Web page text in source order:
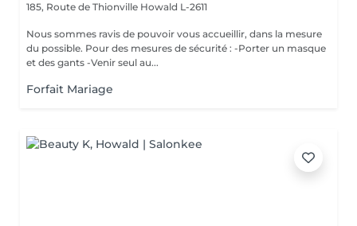
185, Route de Thionville Howald L-2611
Nous sommes ravis de pouvoir vous accueillir, dans la mesure
du possible. Pour des mesures de sécurité : -Porter un masque
et des gants -Venir seul au...
Forfait Mariage